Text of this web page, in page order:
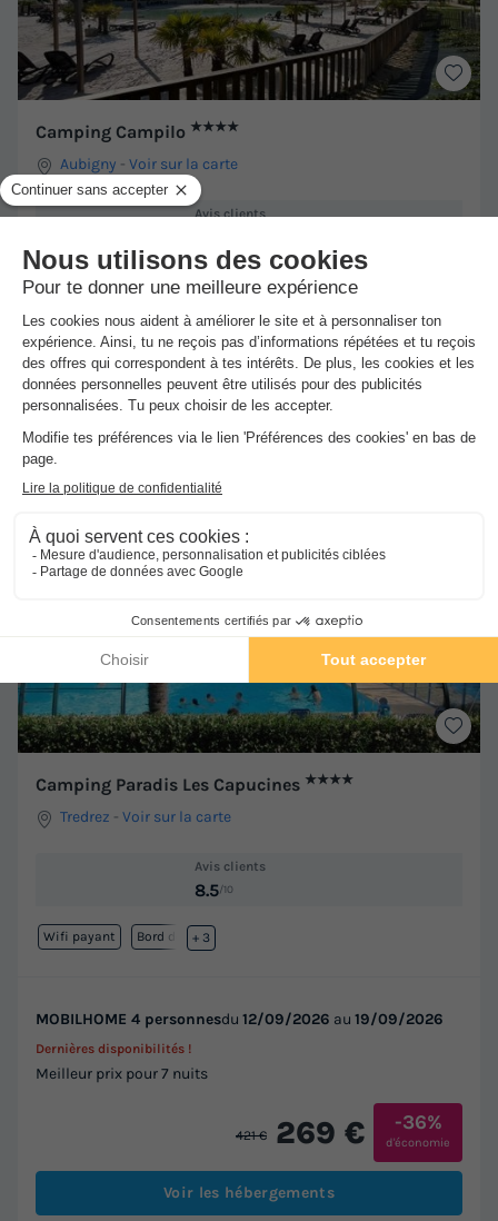
Camping Campilo ★★★★
Aubigny -Voir sur la carte
Avis clients
Point Wifi gratuit Piscine intérieure chauffée
+ 5
MOBILHOME 4 personnes - TV
du05/09/2026 au12/09/2026Meilleur prix pour 7 nuits
-21%
Camping Paradis Les Capucines ★★★★
Tredrez -Voir sur la carte
Avis clients
8.5/10
Wifi payant Bord de mer
+ 3
MOBILHOME 4 personnesdu 12/09/2026 au 19/09/2026
Meilleur prix pour 7 nuits
Dernières disponibilités !
421 € 269 € -36%
d'économie
Voir les hébergements